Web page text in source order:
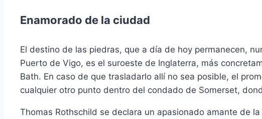
Enamorado de la ciudad
El destino de las piedras, que a día de hoy permanecen,
Puerto de Vigo, es el suroeste de Inglaterra, más
Bath. En caso de que trasladarlo allí no sea posible, el
cualquier otro punto dentro del condado de Somerset,
Thomas Rothschild se declara un apasionado amante de